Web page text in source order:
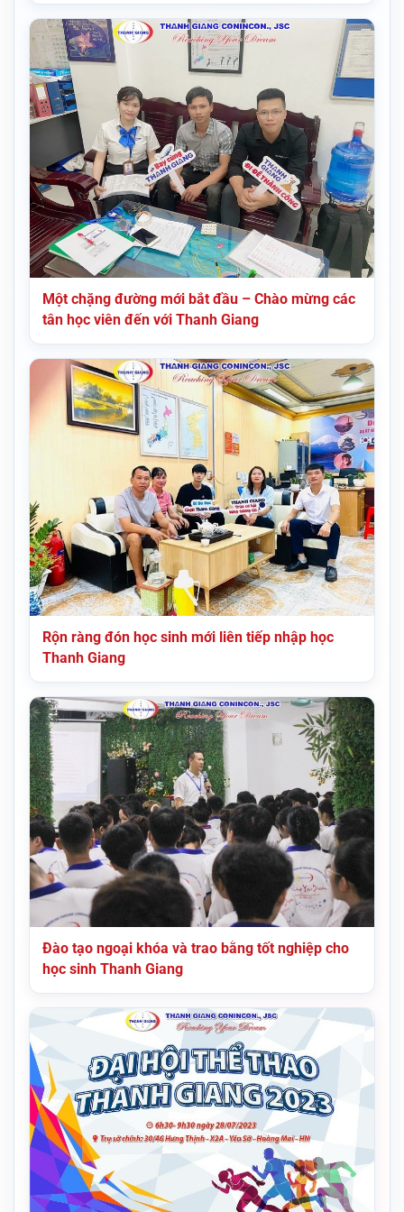
Một chặng đường mới bắt đầu – Chào mừng các
tân học viên đến với Thanh Giang
Rộn ràng đón học sinh mới liên tiếp nhập học
Thanh Giang
Đào tạo ngoại khóa và trao bằng tốt nghiệp cho
học sinh Thanh Giang